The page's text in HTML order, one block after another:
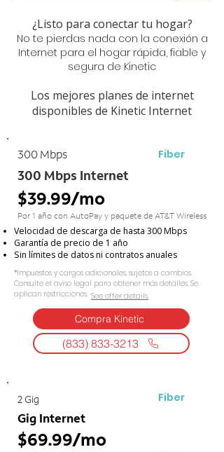
¿Listo para conectar tu hogar?
No te pierdas nada con la conexión a
Internet para el hogar rápida, fiable y
segura de Kinetic
Los mejores planes de internet
disponibles de Kinetic Internet
300 Mbps Fiber
300 Mbps Internet
$39.99/mo
Por 1 año con AutoPay y paquete de AT&T Wireless
Velocidad de descarga de hasta 300 Mbps
Garantía de precio de 1 año
Sin límites de datos ni contratos anuales
*Impuestos y cargos adicionales, sujetos a cambios.
Consulte el aviso legal para obtener más detalles. Se
aplican restricciones. See offer details.​​
Compra Kinetic
(833) 833-3213
2 Gig Fiber
Gig Internet
$69.99/mo